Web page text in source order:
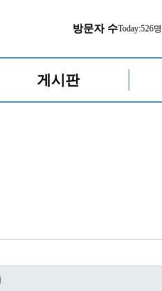
방문자 수Today:526명
게시판